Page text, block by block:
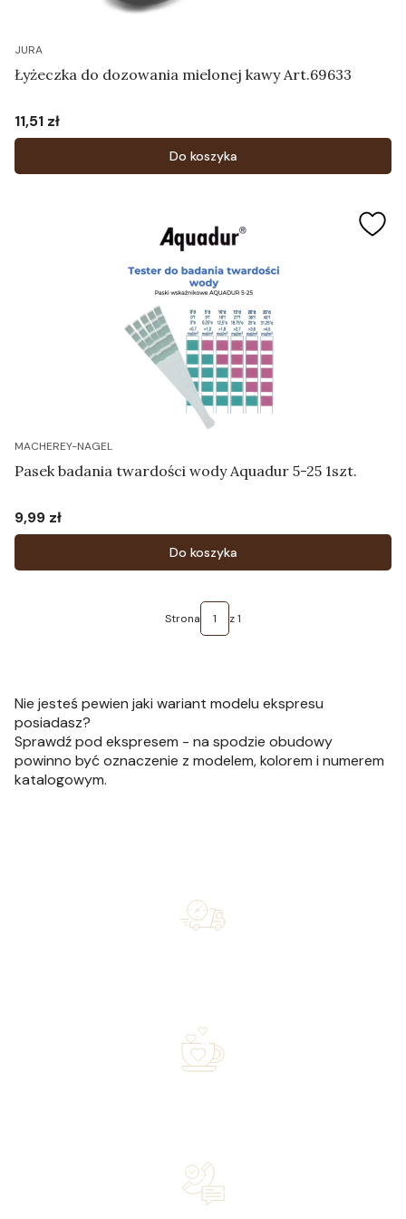
JURA
Łyżeczka do dozowania mielonej kawy Art.69633
Cena
11,51 zł
Do koszyka
MACHEREY-NAGEL
Pasek badania twardości wody Aquadur 5-25 1szt.
Cena
9,99 zł
Do koszyka
Strona z 1
Nie jesteś pewien jaki wariant modelu ekspresu
posiadasz?
Sprawdź pod ekspresem - na spodzie obudowy
powinno być oznaczenie z modelem, kolorem i numerem
katalogowym.